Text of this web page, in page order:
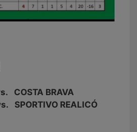
COSTA BRAVA
SPORTIVO REALICÓ